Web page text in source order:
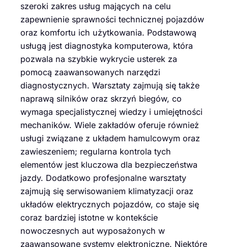
szeroki zakres usług mających na celu
zapewnienie sprawności technicznej pojazdów
oraz komfortu ich użytkowania. Podstawową
usługą jest diagnostyka komputerowa, która
pozwala na szybkie wykrycie usterek za
pomocą zaawansowanych narzędzi
diagnostycznych. Warsztaty zajmują się także
naprawą silników oraz skrzyń biegów, co
wymaga specjalistycznej wiedzy i umiejętności
mechaników. Wiele zakładów oferuje również
usługi związane z układem hamulcowym oraz
zawieszeniem; regularna kontrola tych
elementów jest kluczowa dla bezpieczeństwa
jazdy. Dodatkowo profesjonalne warsztaty
zajmują się serwisowaniem klimatyzacji oraz
układów elektrycznych pojazdów, co staje się
coraz bardziej istotne w kontekście
nowoczesnych aut wyposażonych w
zaawansowane systemy elektroniczne. Niektóre